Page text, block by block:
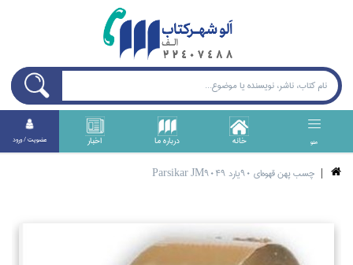
منو خانه درباره ما اخبار عضويت / ورود
چسب پهن قهوه‌اي 90يارد Parsikar JM9049